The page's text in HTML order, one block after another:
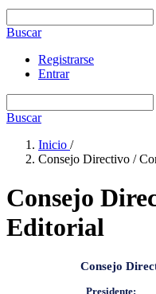
Buscar
Registrarse
Entrar
Buscar
Inicio /
Consejo Directivo /
Consejo
Editorial
Consejo
Presidente: